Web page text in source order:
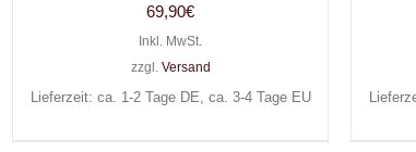
69,90€
Inkl. MwSt.
zzgl. Versand
Lieferzeit: ca. 1-2 Tage DE, ca. 3-4 Tage EU